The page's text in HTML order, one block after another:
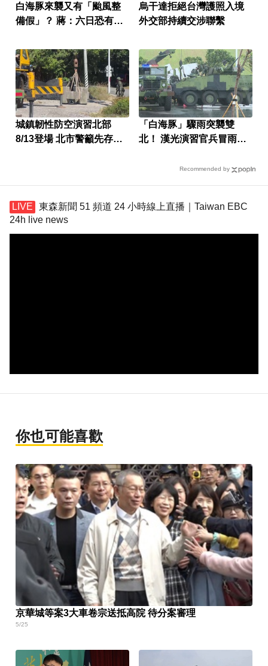
白海豚來襲又有「颱風整
備假」？ 蔣：六日恐有豪
烏干達拒絕台灣護照入境
外交部持續交涉聯繫
城鎮韌性防空演習北部
8/13登場 北市警籲先存避
「白海豚」驟雨突襲雙
北！ 漢光演習官兵冒雨操
Recommended by
東森新聞 51 頻道 24 小時線上直播｜Taiwan EBC
24h live news
你也可能喜歡
京華城等案3大車卷宗送抵高院 待分案審理
5/25